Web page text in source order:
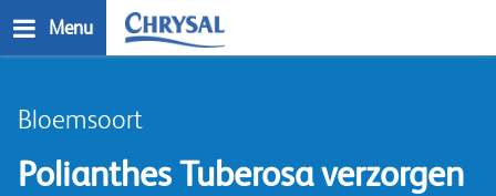
to
Menu
Bloemsoort
Polianthes Tuberosa verzorgen